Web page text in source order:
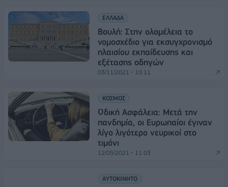
ΕΛΛΑΔΑ
Βουλή: Στην ολομέλεια το
νομοσχέδιο για εκσυγχρονισμό
πλαισίου εκπαίδευσης και
εξέτασης οδηγών
03/11/2021 - 10:11
ΚΟΣΜΟΣ
Οδική Ασφάλεια: Μετά την
πανδημία, οι Ευρωπαίοι έγιναν
λίγο λιγότερο νευρικοί στο
τιμόνι
12/05/2021 - 11:03
ΑΥΤΟΚΙΝΗΤΟ